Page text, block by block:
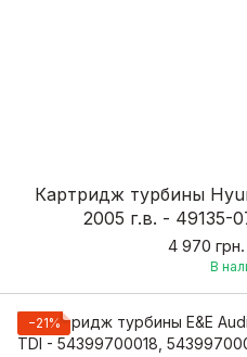
Картридж турбины
2005 г.в. - 49135-
4 970 грн.
В
−21%